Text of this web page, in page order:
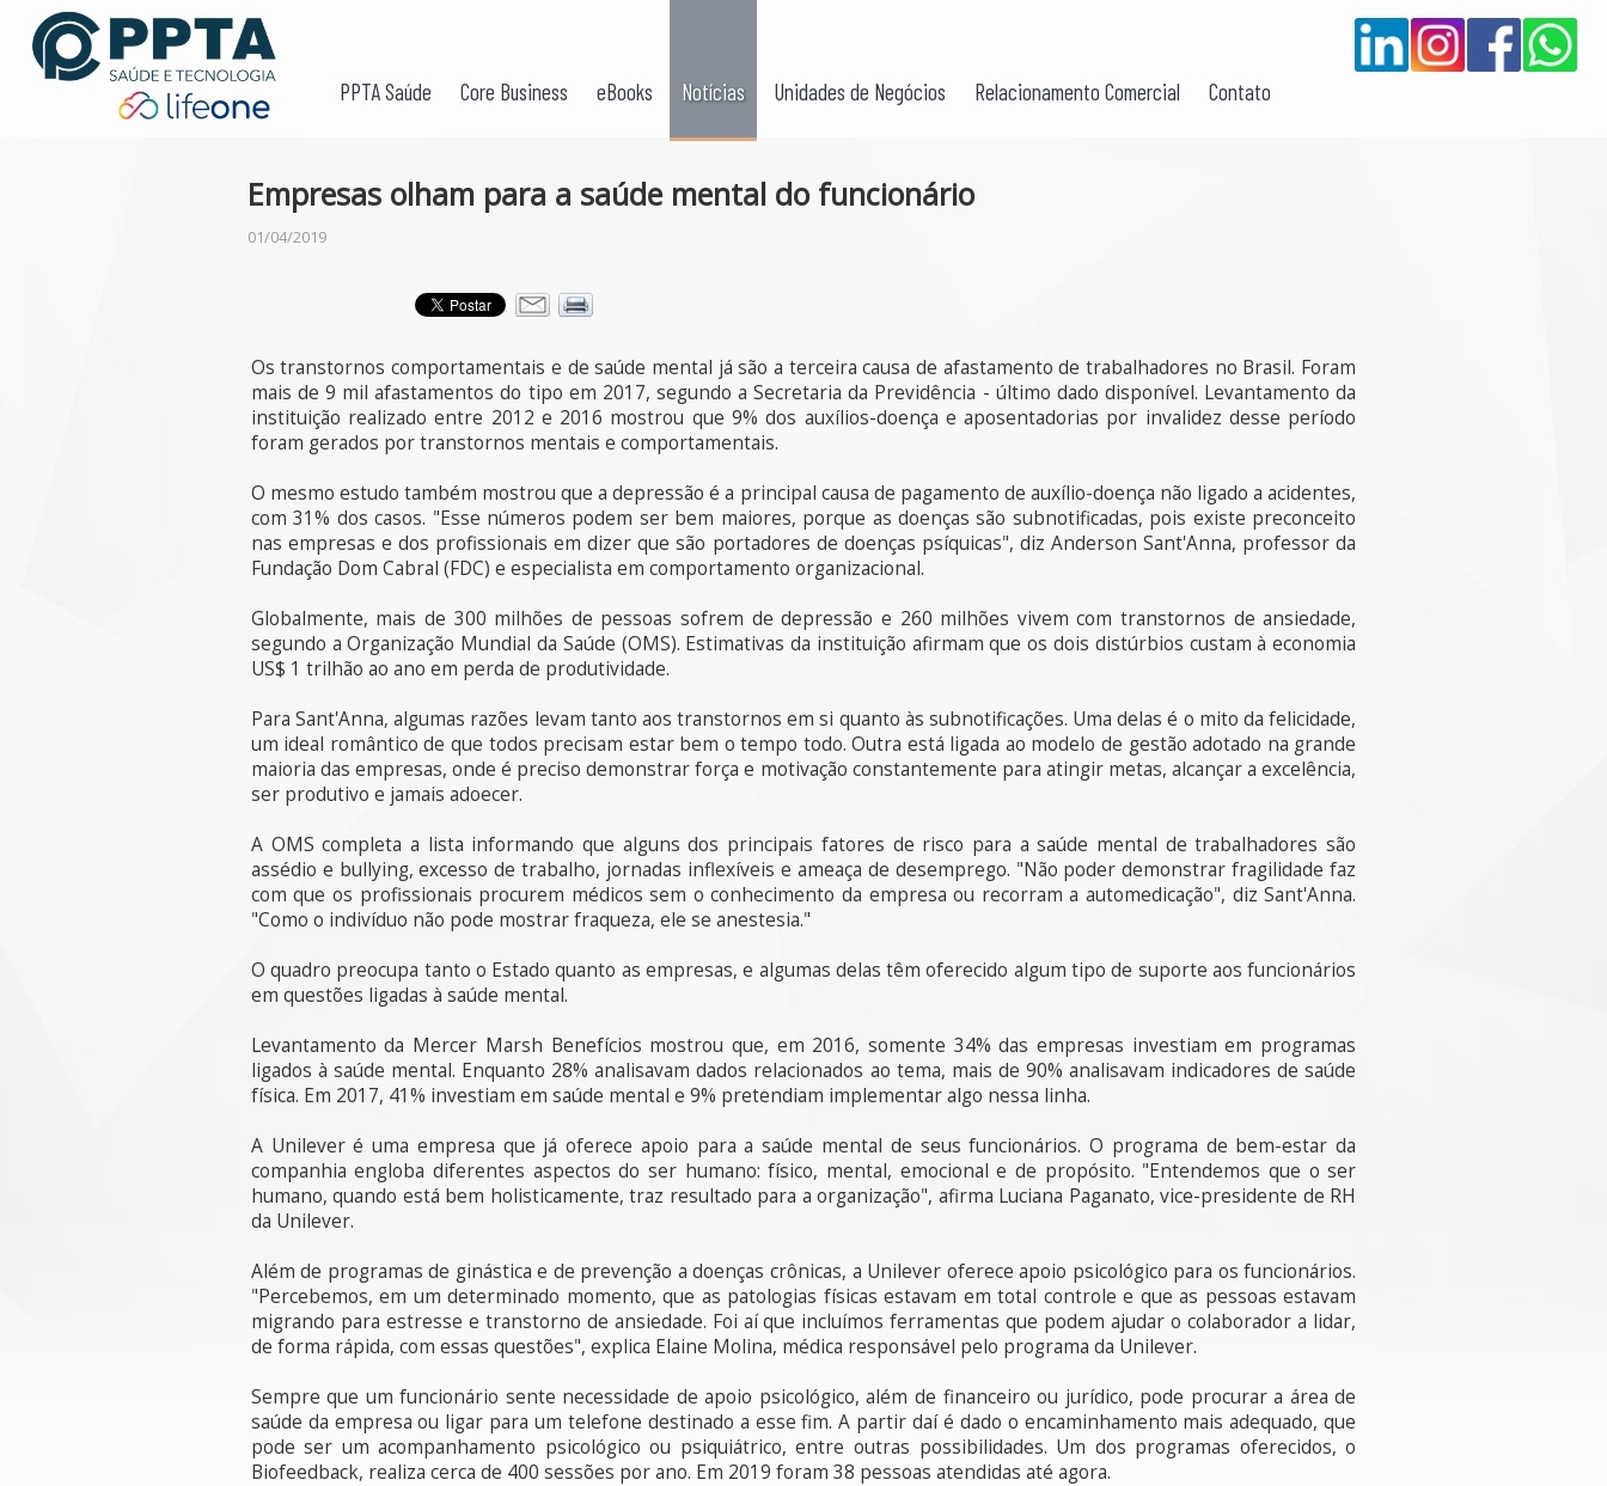
PPTA Saúde Core Business eBooks Notícias Unidades de Negócios Relacionamento Comercial Contato
Empresas olham para a saúde mental do funcionário
01/04/2019
Os transtornos comportamentais e de saúde mental já são a terceira causa de afastamento de trabalhadores no Brasil. Foram
mais de 9 mil afastamentos do tipo em 2017, segundo a Secretaria da Previdência - último dado disponível. Levantamento da
instituição realizado entre 2012 e 2016 mostrou que 9% dos auxílios-doença e aposentadorias por invalidez desse período
foram gerados por transtornos mentais e comportamentais.
O mesmo estudo também mostrou que a depressão é a principal causa de pagamento de auxílio-doença não ligado a acidentes,
com 31% dos casos. "Esse números podem ser bem maiores, porque as doenças são subnotificadas, pois existe preconceito
nas empresas e dos profissionais em dizer que são portadores de doenças psíquicas", diz Anderson Sant'Anna, professor da
Fundação Dom Cabral (FDC) e especialista em comportamento organizacional.
Globalmente, mais de 300 milhões de pessoas sofrem de depressão e 260 milhões vivem com transtornos de ansiedade,
segundo a Organização Mundial da Saúde (OMS). Estimativas da instituição afirmam que os dois distúrbios custam à economia
US$ 1 trilhão ao ano em perda de produtividade.
Para Sant'Anna, algumas razões levam tanto aos transtornos em si quanto às subnotificações. Uma delas é o mito da felicidade,
um ideal romântico de que todos precisam estar bem o tempo todo. Outra está ligada ao modelo de gestão adotado na grande
maioria das empresas, onde é preciso demonstrar força e motivação constantemente para atingir metas, alcançar a excelência,
ser produtivo e jamais adoecer.
A OMS completa a lista informando que alguns dos principais fatores de risco para a saúde mental de trabalhadores são
assédio e bullying, excesso de trabalho, jornadas inflexíveis e ameaça de desemprego. "Não poder demonstrar fragilidade faz
com que os profissionais procurem médicos sem o conhecimento da empresa ou recorram a automedicação", diz Sant'Anna.
"Como o indivíduo não pode mostrar fraqueza, ele se anestesia."
O quadro preocupa tanto o Estado quanto as empresas, e algumas delas têm oferecido algum tipo de suporte aos funcionários
em questões ligadas à saúde mental.
Levantamento da Mercer Marsh Benefícios mostrou que, em 2016, somente 34% das empresas investiam em programas
ligados à saúde mental. Enquanto 28% analisavam dados relacionados ao tema, mais de 90% analisavam indicadores de saúde
física. Em 2017, 41% investiam em saúde mental e 9% pretendiam implementar algo nessa linha.
A Unilever é uma empresa que já oferece apoio para a saúde mental de seus funcionários. O programa de bem-estar da
companhia engloba diferentes aspectos do ser humano: físico, mental, emocional e de propósito. "Entendemos que o ser
humano, quando está bem holisticamente, traz resultado para a organização", afirma Luciana Paganato, vice-presidente de RH
da Unilever.
Além de programas de ginástica e de prevenção a doenças crônicas, a Unilever oferece apoio psicológico para os funcionários.
"Percebemos, em um determinado momento, que as patologias físicas estavam em total controle e que as pessoas estavam
migrando para estresse e transtorno de ansiedade. Foi aí que incluímos ferramentas que podem ajudar o colaborador a lidar,
de forma rápida, com essas questões", explica Elaine Molina, médica responsável pelo programa da Unilever.
Sempre que um funcionário sente necessidade de apoio psicológico, além de financeiro ou jurídico, pode procurar a área de
saúde da empresa ou ligar para um telefone destinado a esse fim. A partir daí é dado o encaminhamento mais adequado, que
pode ser um acompanhamento psicológico ou psiquiátrico, entre outras possibilidades. Um dos programas oferecidos, o
Biofeedback, realiza cerca de 400 sessões por ano. Em 2019 foram 38 pessoas atendidas até agora.